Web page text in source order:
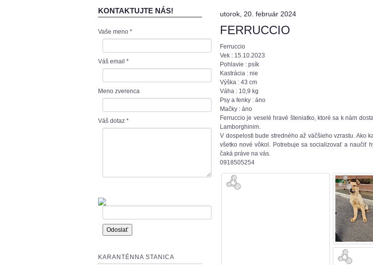
KONTAKTUJTE NÁS!
Vaše meno *
Váš email *
Meno zverenca
Váš dotaz *
KARANTÉNNA STANICA
utorok, 20. február 2024
FERRUCCIO
Ferruccio
Vek : 15.10.2023
Pohlavie : psík
Kastrácia : nie
Výška : 43 cm
Váha : 10,9 kg
Psy a fenky : áno
Mačky : áno
Ferruccio je veselé hravé šteniatko, ktoré sa k nám
Lamborghinim.
V dospelosti bude stredného až väčšieho vzrastu. Ako
všetko nové vôkol. Potrebuje sa socializovať a naučiť
čaká práve na vás.
0918505254